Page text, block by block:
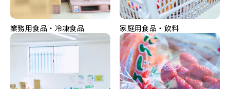
業務用食品・冷凍食品 家庭用食品・飲料